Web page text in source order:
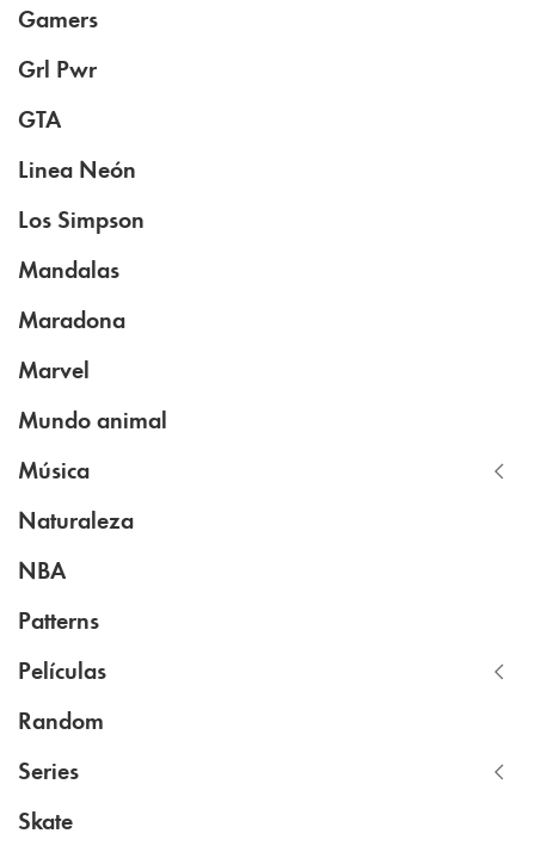
Gamers
Grl Pwr
GTA
Linea Neón
Los Simpson
Mandalas
Maradona
Marvel
Mundo animal
Música
Naturaleza
NBA
Patterns
Películas
Random
Series
Skate